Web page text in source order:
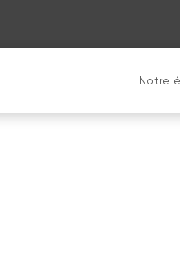
Notre